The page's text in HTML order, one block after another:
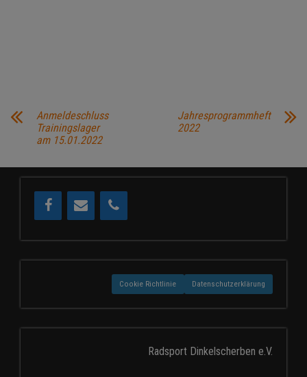
Anmeldeschluss
Trainingslager
am 15.01.2022
Jahresprogrammheft
2022
Cookie Richtlinie Datenschutzerklärung
Radsport Dinkelscherben e.V.